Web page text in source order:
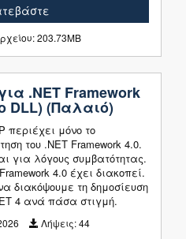
203.73MB
.NET Framework
DLL) (Παλαιό)
περιέχει μόνο το
του .NET Framework 4.0.
για λόγους συμβατότητας.
4.0 έχει διακοπεί.
διακόψουμε τη δημοσίευση
4 ανά πάσα στιγμή.
Λήψεις:44